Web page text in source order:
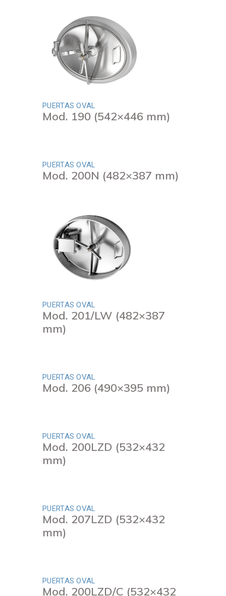
PUERTAS OVAL
Mod. 190 (542×446 mm)
PUERTAS OVAL
Mod. 200N (482×387 mm)
PUERTAS OVAL
Mod. 201/LW (482×387
mm)
PUERTAS OVAL
Mod. 206 (490×395 mm)
PUERTAS OVAL
Mod. 200LZD (532×432
mm)
PUERTAS OVAL
Mod. 207LZD (532×432
mm)
PUERTAS OVAL
Mod. 200LZD/C (532×432